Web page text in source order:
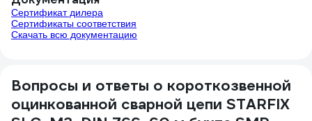
Сертификат дилера
Сертификаты соответствия
Скачать всю документацию
Вопросы и ответы о короткозвенной
оцинкованной сварной цепи STARFIX